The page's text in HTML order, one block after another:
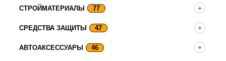
СТРОЙМАТЕРИАЛЫ 77
СРЕДСТВА ЗАЩИТЫ 47
АВТОАКСЕССУАРЫ 46